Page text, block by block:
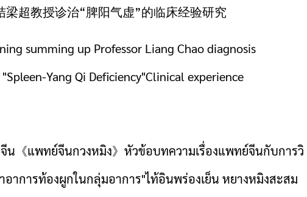
梁超教授诊治“脾阳气虚”的临床经验研究
summing up Professor Liang Chao diagnosis
Yang Qi Deficiency"Clinical experience
น《แพทย์จีนกวงหมิง》หัวข้อบทความเรื่องแพทย์จีนกับการวิ
าการท้องผูกในกลุ่มอาการ"ไท้อินพร่องเย็น หยางหมิงสะสม